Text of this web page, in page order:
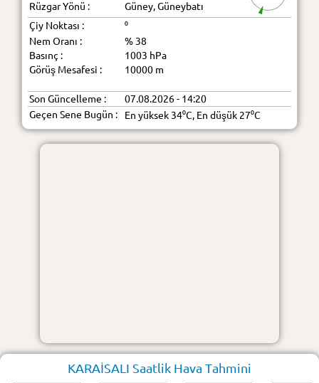
Rüzgar Yönü :
Güney, Güneybatı
Çiy Noktası :
⁰
Nem Oranı :
% 38
Basınç :
1003 hPa
Görüş Mesafesi :
10000 m
Son Güncelleme :
07.08.2026 - 14:20
Geçen Sene Bugün :
En yüksek 34⁰C, En düşük 27⁰C
KARAİSALI Saatlik Hava Tahmini